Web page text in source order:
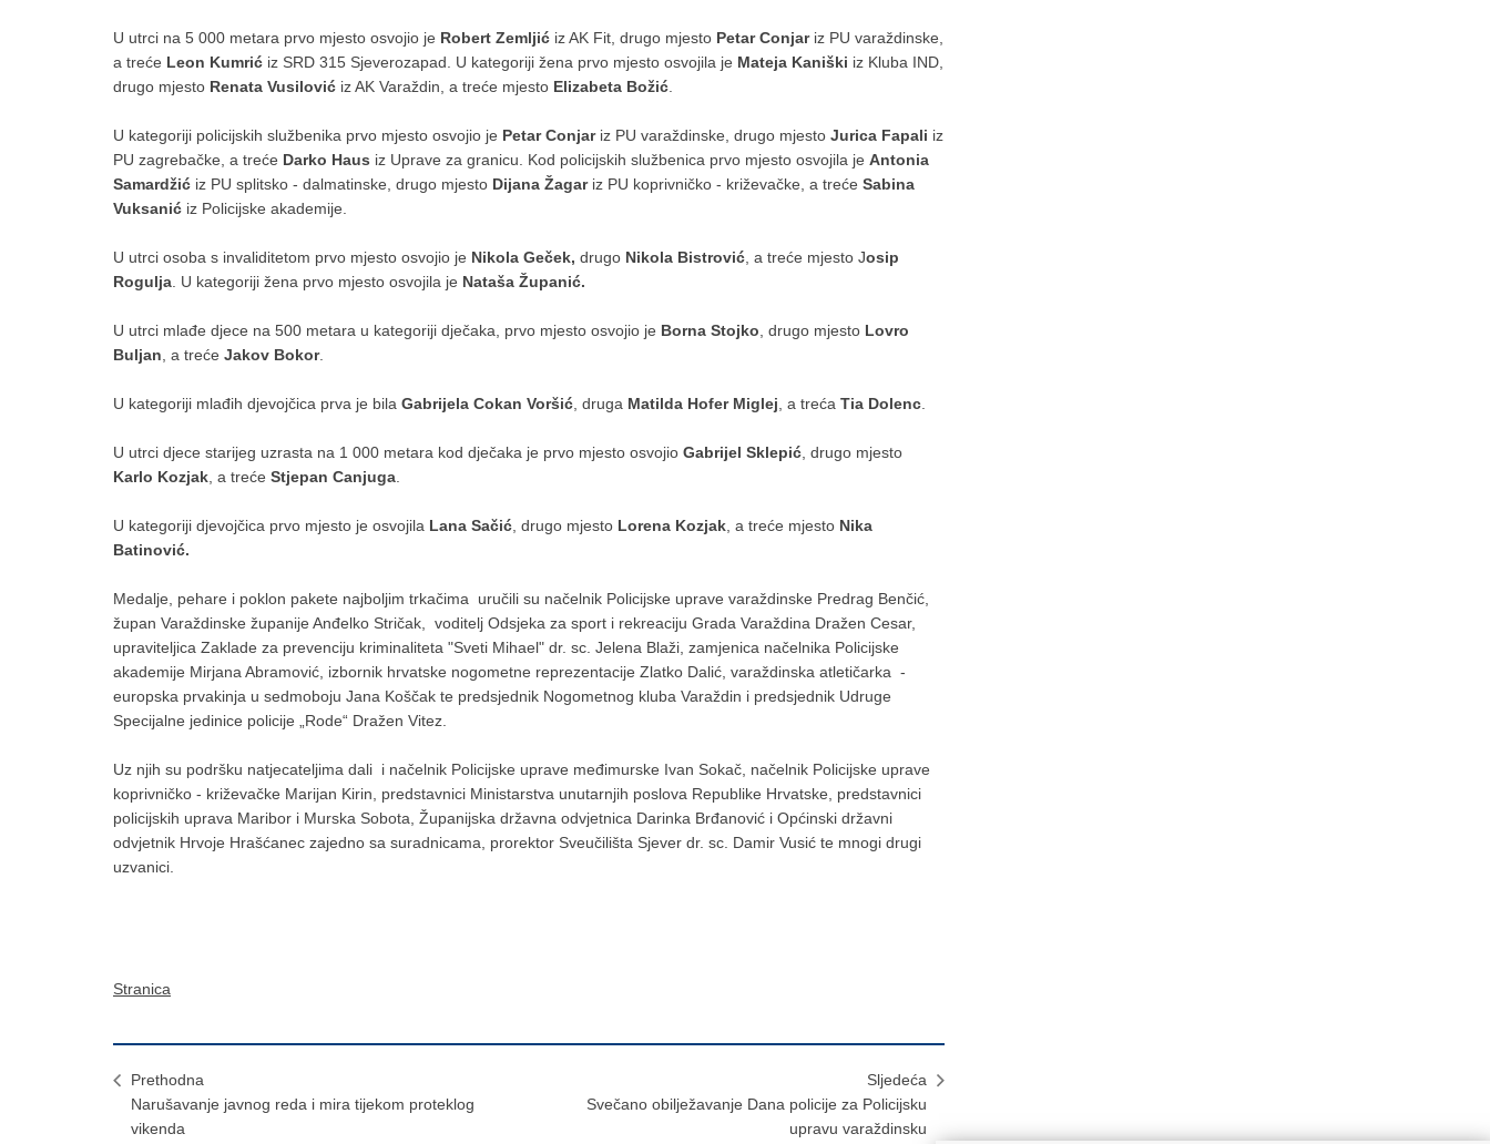
U utrci na 5 000 metara prvo mjesto osvojio je Robert Zemljić iz AK Fit, drugo mjesto Petar Conjariz PU varaždinske,
a treće Leon Kumrić iz SRD 315 Sjeverozapad. U kategoriji žena prvo mjesto osvojila je Mateja Kaniški iz Kluba IND,
drugo mjesto Renata Vusilović iz AK Varaždin, a treće mjesto Elizabeta Božić.
U kategoriji policijskih službenika prvo mjesto osvojio je Petar Conjariz PU varaždinske, drugo mjesto Jurica Fapali iz
PU zagrebačke, a treće Darko Haus iz Uprave za granicu. Kod policijskih službenica prvo mjesto osvojila je Antonia
Samardžić iz PU splitsko - dalmatinske, drugo mjesto Dijana Žagariz PU koprivničko - križevačke, a treće Sabina
Vuksanić iz Policijske akademije.
U utrci osoba s invaliditetom prvo mjesto osvojio je Nikola Geček, drugo Nikola Bistrović, a treće mjesto Josip
Rogulja. U kategoriji žena prvo mjesto osvojila je Nataša Županić.
U utrci mlađe djece na 500 metara u kategoriji dječaka, prvo mjesto osvojio je Borna Stojko, drugo mjesto Lovro
Buljan, a treće Jakov Bokor.
U kategoriji mlađih djevojčica prva je bila Gabrijela Cokan Voršić, druga Matilda Hofer Miglej, a treća Tia Dolenc.
U utrci djece starijeg uzrasta na 1 000 metara kod dječaka je prvo mjesto osvojio Gabrijel Sklepić, drugo mjesto
Karlo Kozjak, a treće Stjepan Canjuga.
U kategoriji djevojčica prvo mjesto je osvojila Lana Sačić, drugo mjesto Lorena Kozjak, a treće mjesto Nika
Batinović.
Medalje, pehare i poklon pakete najboljim trkačima uručili su načelnik Policijske uprave varaždinske Predrag Benčić,
župan Varaždinske županije Anđelko Stričak, voditelj Odsjeka za sport i rekreaciju Grada Varaždina Dražen Cesar,
upraviteljica Zaklade za prevenciju kriminaliteta "Sveti Mihael" dr. sc. Jelena Blaži, zamjenica načelnika Policijske
akademije Mirjana Abramović, izbornik hrvatske nogometne reprezentacije Zlatko Dalić, varaždinska atletičarka -
europska prvakinja u sedmoboju Jana Koščak te predsjednik Nogometnog kluba Varaždin i predsjednik Udruge
Specijalne jedinice policije „Rode“ Dražen Vitez.
Uz njih su podršku natjecateljima dali i načelnik Policijske uprave međimurske Ivan Sokač, načelnik Policijske uprave
koprivničko - križevačke Marijan Kirin, predstavnici Ministarstva unutarnjih poslova Republike Hrvatske, predstavnici
policijskih uprava Maribor i Murska Sobota, Županijska državna odvjetnica Darinka Brđanović i Općinski državni
odvjetnik Hrvoje Hrašćanec zajedno sa suradnicama, prorektor Sveučilišta Sjever dr. sc. Damir Vusić te mnogi drugi
uzvanici.
Stranica
Prethodna
Narušavanje javnog reda i mira tijekom proteklog
vikenda
Sljedeća
​Svečano obilježavanje Dana policije za Policijsku
upravu varaždinsku